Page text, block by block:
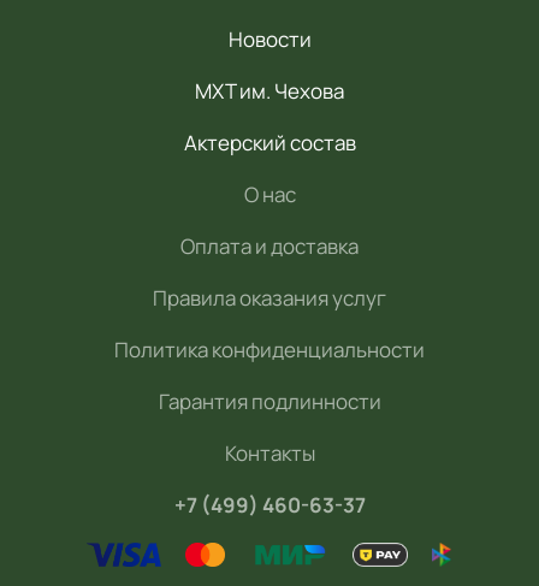
Новости
МХТ им. Чехова
Актерский состав
О нас
Оплата и доставка
Правила оказания услуг
Политика конфиденциальности
Гарантия подлинности
Контакты
+7 (499) 460-63-37